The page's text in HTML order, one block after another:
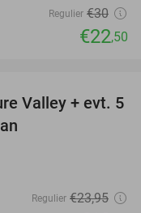
Regulier €30
€22,50
17%
Valley + evt. 5
Regulier €23,95